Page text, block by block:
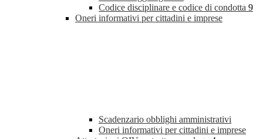
Codice disciplinare e codice di condotta 9
Oneri informativi per cittadini e imprese
Scadenzario obblighi amministrativi
Oneri informativi per cittadini e imprese